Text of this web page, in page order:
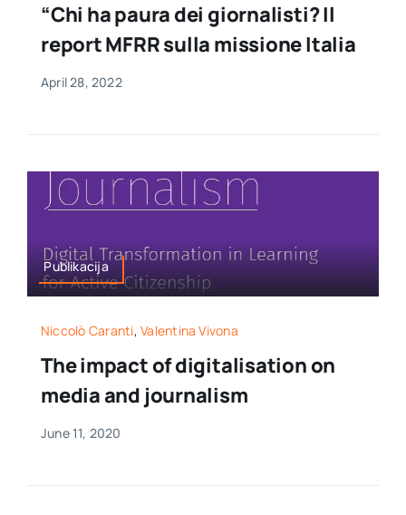
“Chi ha paura dei giornalisti? Il
report MFRR sulla missione Italia
April 28, 2022
Publikacija
Niccolò Caranti,Valentina Vivona
The impact of digitalisation on
media and journalism
June 11, 2020